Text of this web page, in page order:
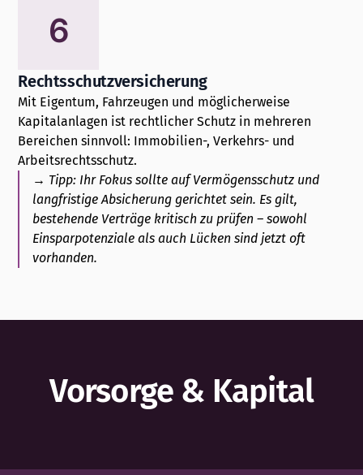
6
Rechtsschutzversicherung
Mit Eigentum, Fahrzeugen und möglicherweise
Kapitalanlagen ist rechtlicher Schutz in mehreren
Bereichen sinnvoll: Immobilien-, Verkehrs- und
Arbeitsrechtsschutz.
→ Tipp: Ihr Fokus sollte auf Vermögensschutz und
langfristige Absicherung gerichtet sein. Es gilt,
bestehende Verträge kritisch zu prüfen – sowohl
Einsparpotenziale als auch Lücken sind jetzt oft
vorhanden.
Vorsorge & Kapital